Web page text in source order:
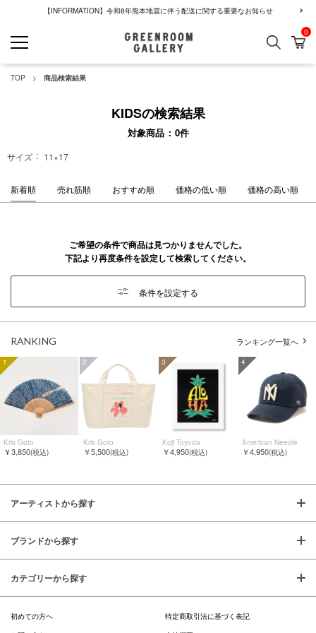
【INFORMATION】令和8年熊本地震に伴う配送に関する重要なお知らせ
検索 カ
0
TOP 商品検索結果
KIDSの検索結果
対象商品 0件
サイズ 11×17
新着順 売れ筋順 おすすめ順 価格の低い順 価格の高い順
ご希望の条件で商品は見つかりませんでした。
下記より再度条件を設定して検索してください。
条件を設定する
RANKING ランキング一覧へ
1
Kris Goto
￥3,850(税込)
2
Kris Goto
￥5,500(税込)
3
Koji Toyoda
￥4,950(税込)
4
American Needle
￥4,950(税込)
アーティストから探す
ブランドから探す
カテゴリーから探す
初めての方へ
特定商取引法に基づく表記